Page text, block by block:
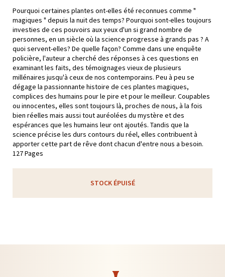
Pourquoi certaines plantes ont-elles été reconnues comme "
magiques " depuis la nuit des temps? Pourquoi sont-elles toujours
investies de ces pouvoirs aux yeux d'un si grand nombre de
personnes, en un siècle où la science progresse à grands pas ? A
quoi servent-elles? De quelle façon? Comme dans une enquête
policière, l'auteur a cherché des réponses à ces questions en
examinant les faits, des témoignages vieux de plusieurs
millénaires jusqu'à ceux de nos contemporains. Peu à peu se
dégage la passionnante histoire de ces plantes magiques,
complices des humains pour le pire et pour le meilleur. Coupables
ou innocentes, elles sont toujours là, proches de nous, à la fois
bien réelles mais aussi tout auréolées du mystère et des
espérances que les humains leur ont ajoutés. Tandis que la
science précise les durs contours du réel, elles contribuent à
apporter cette part de rêve dont chacun d'entre nous a besoin.
127 Pages
STOCK ÉPUISÉ